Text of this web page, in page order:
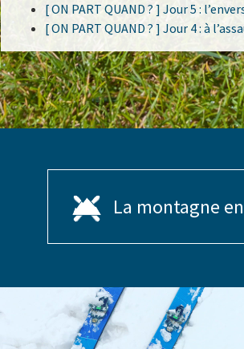
[ ON PART QUAND ? ] Jour 5 :
[ ON PART QUAND ? ] Jour 4 : à
La montagne